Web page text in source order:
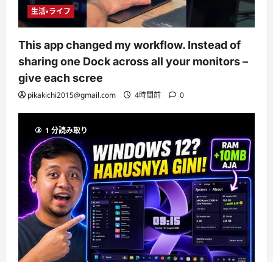
生活・ライフ
This app changed my workflow. Instead of
sharing one Dock across all your monitors –
give each scree
pikakichi2015@gmail.com 4時間前 0
1 分読み取り